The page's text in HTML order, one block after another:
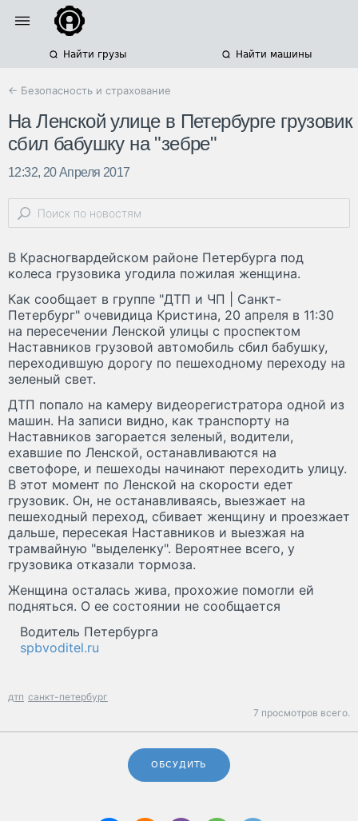
Найти грузы Найти машины
← Безопасность и страхование
На Ленской улице в Петербурге грузовик
сбил бабушку на "зебре"
12:32, 20 Апреля 2017
В Красногвардейском районе Петербурга под
колеса грузовика угодила пожилая женщина.
Как сообщает в группе "ДТП и ЧП | Санкт-
Петербург" очевидица Кристина, 20 апреля в 11:30
на пересечении Ленской улицы с проспектом
Наставников грузовой автомобиль сбил бабушку,
переходившую дорогу по пешеходному переходу на
зеленый свет.
ДТП попало на камеру видеорегистратора одной из
машин. На записи видно, как транспорту на
Наставников загорается зеленый, водители,
ехавшие по Ленской, останавливаются на
светофоре, и пешеходы начинают переходить улицу.
В этот момент по Ленской на скорости едет
грузовик. Он, не останавливаясь, выезжает на
пешеходный переход, сбивает женщину и проезжает
дальше, пересекая Наставников и выезжая на
трамвайную "выделенку". Вероятнее всего, у
грузовика отказали тормоза.
Женщина осталась жива, прохожие помогли ей
подняться. О ее состоянии не сообщается
Водитель Петербурга
spbvoditel.ru
дтп санкт-петербург
7 просмотров всего.
ОБСУДИТЬ